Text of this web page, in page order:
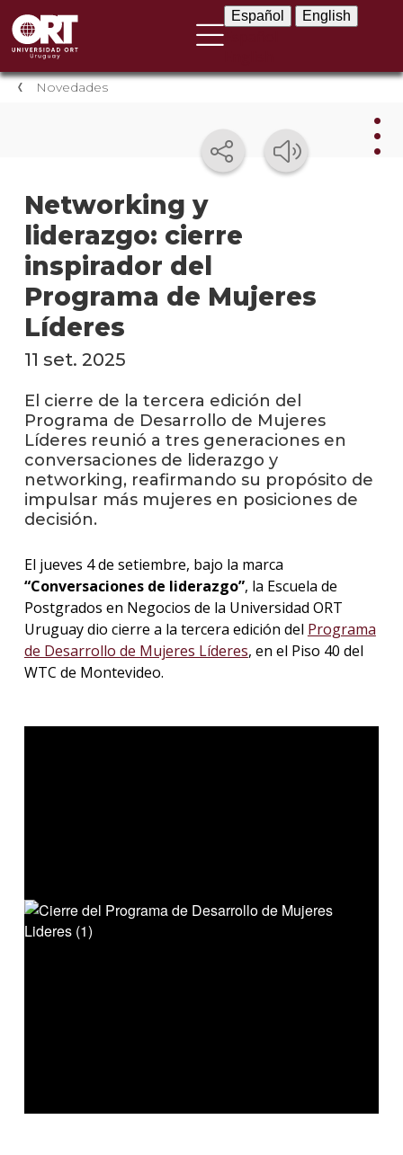
Español English
Novedades
Networking y
liderazgo: cierre
inspirador del
Programa de Mujeres
Líderes
en
11 set. 2025
El cierre de la tercera edición del
Programa de Desarrollo de Mujeres
Líderes reunió a tres generaciones en
conversaciones de liderazgo y
networking, reafirmando su propósito de
impulsar más mujeres en posiciones de
decisión.
El jueves 4 de setiembre, bajo la marca
“Conversaciones de liderazgo”, la Escuela de
Postgrados en Negocios de la Universidad ORT
Uruguay dio cierre a la tercera edición del Programa
de Desarrollo de Mujeres Líderes, en el Piso 40 del
WTC de Montevideo.